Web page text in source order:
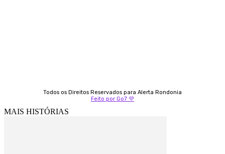
Todos os Direitos Reservados para Alerta Rondonia
Feito por Go7 💜
MAIS HISTÓRIAS